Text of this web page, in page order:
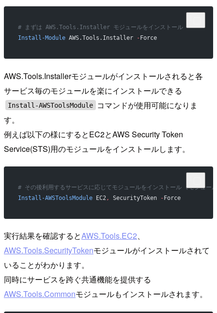
# まずは AWS.Tools.Installer モジュールをインストール
Install-Module AWS.Tools.Installer - Force
AWS.Tools.Installerモジュールがインストールされると各
サービス毎のモジュールを楽にインストールできる
Install-AWSToolsModule
コマンドが使用可能になりま
す。
例えば以下の様にするとEC2とAWS Security Token
Service(STS)用のモジュールをインストールします。
# その後利用するサービスに応じてモジュールをインストール (モジュ
Install-AWSToolsModule EC2 , SecurityToken -Force
実行結果を確認するとAWS.Tools.EC2、
AWS.Tools.SecurityTokenモジュールがインストールされて
いることがわかります。
同時にサービスを跨ぐ共通機能を提供する
AWS.Tools.Commonモジュールもインストールされます。